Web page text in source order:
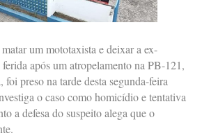
um mototaxista e deixar a ex-
após um atropelamento na PB-121,
foi preso na tarde desta segunda-feira
o caso como homicídio e tentativa
a defesa do suspeito alega que o